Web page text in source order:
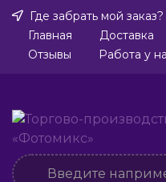
Где забрать мой заказ?
Главная
Доставка
Отзывы
Работа у